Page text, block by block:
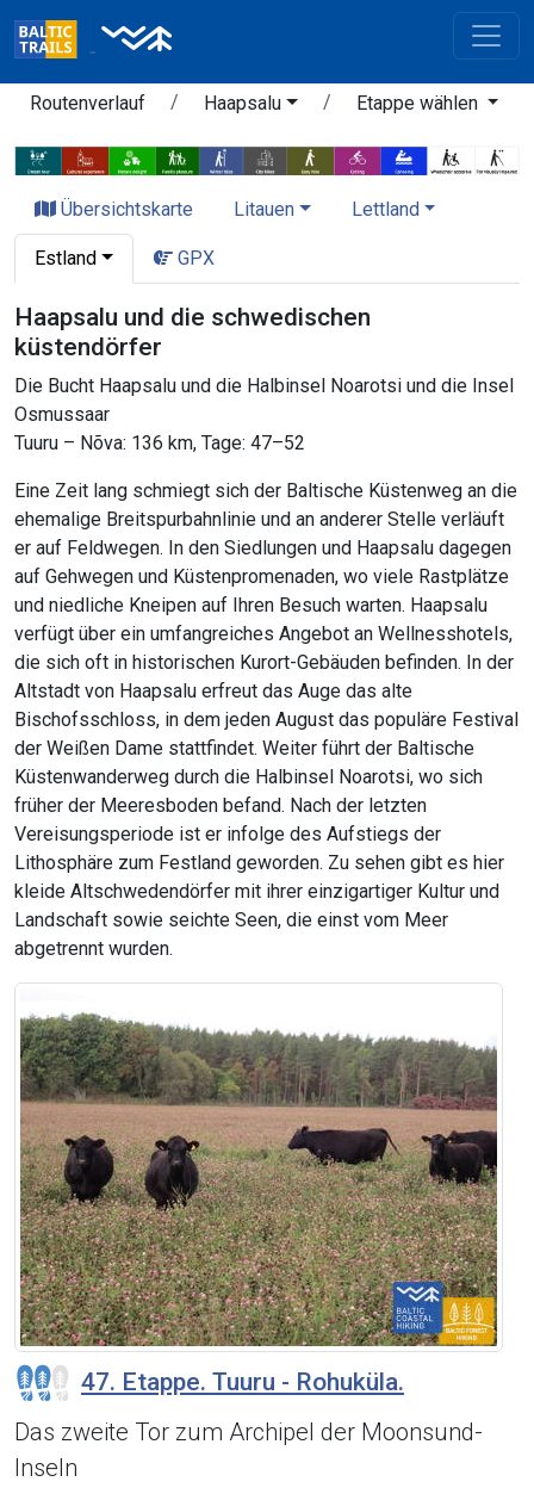
Routenverlauf Haapsalu Etappe wählen
Übersichtskarte Litauen Lettland
Estland GPX
Haapsalu und die schwedischen
küstendörfer
Die Bucht Haapsalu und die Halbinsel Noarotsi und die Insel
Osmussaar
Tuuru – Nõva: 136 km, Tage: 47–52
Eine Zeit lang schmiegt sich der Baltische Küstenweg an die
ehemalige Breitspurbahnlinie und an anderer Stelle verläuft
er auf Feldwegen. In den Siedlungen und Haapsalu dagegen
auf Gehwegen und Küstenpromenaden, wo viele Rastplätze
und niedliche Kneipen auf Ihren Besuch warten. Haapsalu
verfügt über ein umfangreiches Angebot an Wellnesshotels,
die sich oft in historischen Kurort-Gebäuden befinden. In der
Altstadt von Haapsalu erfreut das Auge das alte
Bischofsschloss, in dem jeden August das populäre Festival
der Weißen Dame stattfindet. Weiter führt der Baltische
Küstenwanderweg durch die Halbinsel Noarotsi, wo sich
früher der Meeresboden befand. Nach der letzten
Vereisungsperiode ist er infolge des Aufstiegs der
Lithosphäre zum Festland geworden. Zu sehen gibt es hier
kleide Altschwedendörfer mit ihrer einzigartiger Kultur und
Landschaft sowie seichte Seen, die einst vom Meer
abgetrennt wurden.
47. Etappe. Tuuru - Rohuküla.
Das zweite Tor zum Archipel der Moonsund-
Inseln